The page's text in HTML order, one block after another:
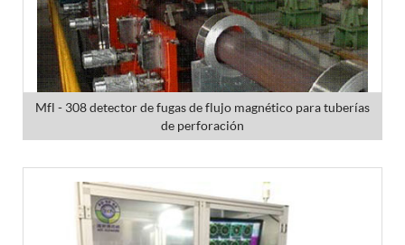
Mfl - 308 detector de fugas de flujo magnético para tuberías
de perforación